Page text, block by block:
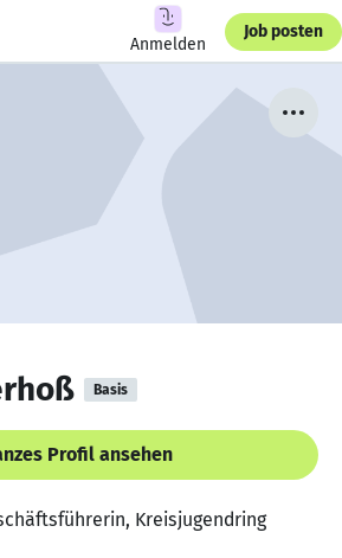
Anmelden
Job posten
Basis
Profil ansehen
Kreisjugendring